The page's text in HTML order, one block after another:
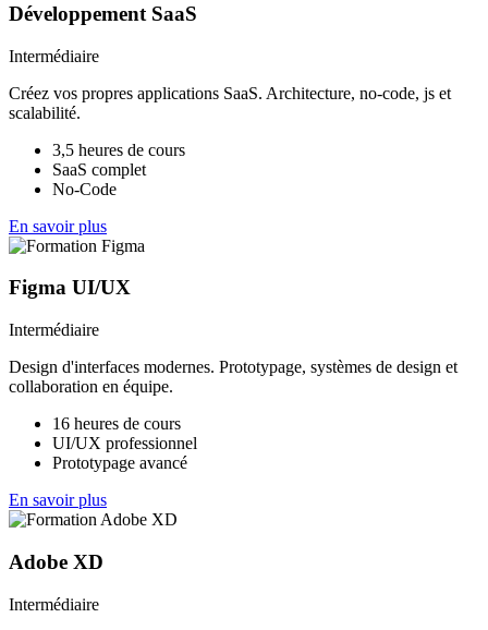
Développement SaaS
Intermédiaire
Créez vos propres applications SaaS. Architecture, no-code, js et
scalabilité.
3,5 heures de cours
SaaS complet
No-Code
En savoir plus
Figma UI/UX
Intermédiaire
Design d'interfaces modernes. Prototypage, systèmes de design et
collaboration en équipe.
16 heures de cours
UI/UX professionnel
Prototypage avancé
En savoir plus
Adobe XD
Intermédiaire